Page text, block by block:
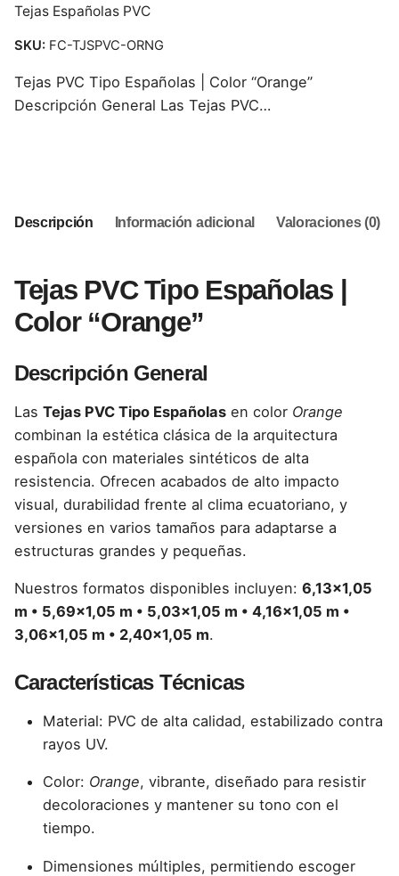
Tejas Españolas PVC
SKU: FC-TJSPVC-ORNG
Tejas PVC Tipo Españolas | Color “Orange”
Descripción General Las Tejas PVC…
Descripción Información adicional Valoraciones (0)
Tejas PVC Tipo Españolas |
Color “Orange”
Descripción General
Las Tejas PVC Tipo Españolas en color Orange
combinan la estética clásica de la arquitectura
española con materiales sintéticos de alta
resistencia. Ofrecen acabados de alto impacto
visual, durabilidad frente al clima ecuatoriano, y
versiones en varios tamaños para adaptarse a
estructuras grandes y pequeñas.
Nuestros formatos disponibles incluyen: 6,13×1,05
m • 5,69×1,05 m • 5,03×1,05 m • 4,16×1,05 m •
3,06×1,05 m • 2,40×1,05 m.
Características Técnicas
Material: PVC de alta calidad, estabilizado contra
rayos UV.
Color: Orange, vibrante, diseñado para resistir
decoloraciones y mantener su tono con el
tiempo.
Dimensiones múltiples, permitiendo escoger